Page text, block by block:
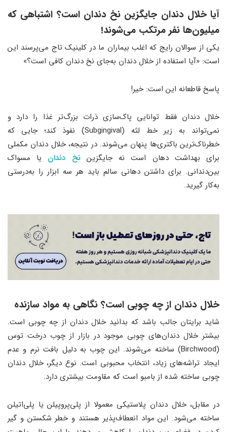
آیا خلال دندان جایگزین نخ دندان است؟ اشتباهی که
میلیون‌ها نفر مرتکب می‌شوند!
یکی از سوالان رایج که اغلب بیماران ما در کلینیک تاج می‌پرسند این
است: «آیا استفاده از خلال دندان به‌جای نخ دندان کافی است؟»
پاسخ قاطعانه این است: خیر!
خلال دندان فقط توانایی پاک‌سازی ذرات بزرگ‌تر غذا را دارد و
نمی‌تواند به زیر خط لثه (Subgingival) نفوذ کند؛ جایی که
خطرناک‌ترین باکتری‌ها پنهان می‌شوند. در نتیجه، خلال دندان مکملی
برای بهداشت دهان است نه جایگزیننخ دندان یا مسواک
بین‌دندانی. برای داشتن دهانی سالم باید هر سه ابزار را به‌درستی
به‌کار گیرید.
خلال دندان از چه چوبی است؟ نگاهی به مواد سازنده
شاید برایتان جالب باشد که بدانید خلال دندان از چه چوبی است.
بیشتر خلال دندان‌های چوبی موجود در بازار از چوب درخت توس
(Birchwood) ساخته می‌شوند. این چوب به دلیل بافت نرم و عدم
ایجاد تراشه‌های زیاد، انتخاب محبوبی است. نوع دیگر، خلال دندان
چوبی ساخته شده از بامبو است که مقاومت بیشتری دارد.
در مقابل، خلال دندان پلاستیکی معمولا از پلی‌پروپیلن یا پلی‌اتیلن
ساخته می‌شود. این مواد انعطاف‌پذیر هستند و خطر شکستن و گیر